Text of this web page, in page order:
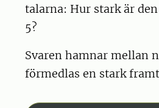
talarna: Hur stark är
5?
Svaren hamnar mellan
förmedlas en stark